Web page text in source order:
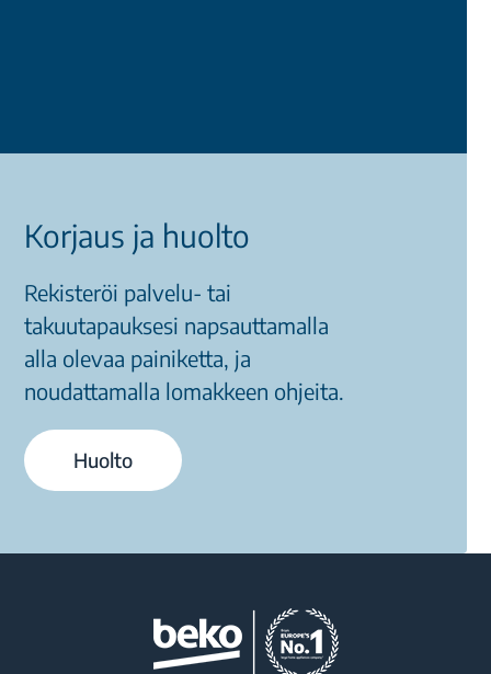
Korjaus ja huolto
Rekisteröi palvelu- tai
takuutapauksesi napsauttamalla
alla olevaa painiketta, ja
noudattamalla lomakkeen ohjeita.
Huolto